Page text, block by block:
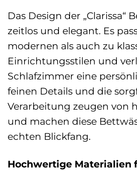
Das Design der „Clarissa“
zeitlos und elegant. Es
modernen als auch zu
Einrichtungsstilen und
Schlafzimmer eine
feinen Details und die
Verarbeitung zeugen von
und machen diese
echten Blickfang.
Hochwertige Materialien